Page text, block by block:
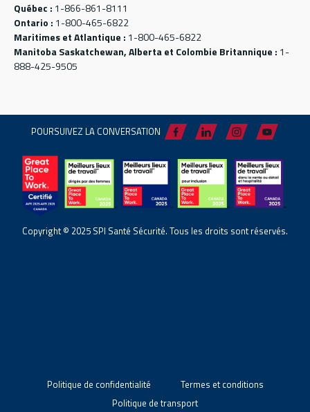
Québec : 1-866-861-8111
Ontario : 1-800-465-6822
Maritimes et Atlantique : 1-800-465-6822
Manitoba Saskatchewan, Alberta et Colombie Britannique : 1-
888-425-9505
POURSUIVEZ LA CONVERSATION
Copyright © 2025 SPI Santé Sécurité. Tous les droits sont réservés.
Politique de confidentialité
Termes et conditions
Politique de transport